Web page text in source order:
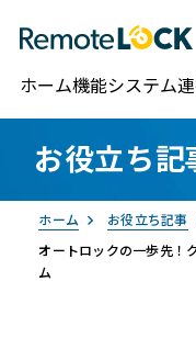
お役立ち記
オートロックの一歩先！
ム
お役立ち記事
ホーム
ホーム機能システム